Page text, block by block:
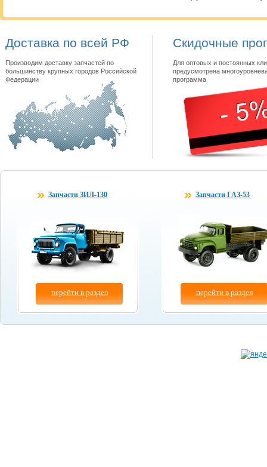
Доставка по всей РФ
Производим доставку запчастей по
большинству крупных городов Российской
Федерации
Скидочные
Для оптовых и постоянных
предусмотрена
программа
Запчасти ЗИЛ-130
перейти в раздел
Запчасти ГАЗ-53
перейти в раздел